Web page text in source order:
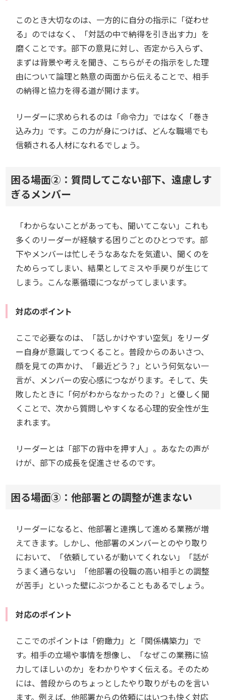
このとき大切なのは、一方的に自分の指示に「従わせ
る」のではなく、「対話の中で納得を引き出す力」を
磨くことです。部下の意見に対し、否定から入らず、
まずは背景や考えを聞き、こちらがその指示をした理
由について論理と熱意の両面から伝えることで、相手
の納得と協力を得る道が開けます。
リーダーに求められるのは「命令力」ではなく「巻き
込み力」です。この力が身につけば、どんな職場でも
信頼される人材になれるでしょう。
困る場面②：質問してこない部下、遠慮しす
ぎるメンバー
「わからないことがあっても、聞いてこない」これも
多くのリーダーが経験する困りごとのひとつです。部
下やメンバーは忙しそうなあなたを気遣い、聞くのを
ためらってしまい、結果としてミスや手戻りが生じて
しまう。こんな悪循環につながってしまいます。
対応のポイント
ここで必要なのは、「話しかけやすい空気」をリーダ
ー自身が意識してつくること。普段からのあいさつ、
顔を見ての声かけ、「最近どう？」という何気ない一
言が、メンバーの安心感につながります。そして、失
敗したときに「何がわからなかったの？」と優しく聞
くことで、次から質問しやすくなる心理的安全性が生
まれます。
リーダーとは「部下の背中を押す人」。あなたの声が
けが、部下の成長を促進させるのです。
困る場面③：他部署との調整が進まない
リーダーになると、他部署と連携して進める業務が増
えてきます。しかし、他部署のメンバーとのやり取り
において、「依頼しているが動いてくれない」「話が
うまく通らない」「他部署の役職の高い相手との調整
が苦手」といった壁にぶつかることもあるでしょう。
対応のポイント
ここでのポイントは「俯瞰力」と「関係構築力」で
す。相手の立場や事情を想像し、「なぜこの業務に協
力してほしいのか」をわかりやすく伝える。そのため
には、普段からのちょっとしたやり取りがものを言い
ます。例えば、他部署からの依頼にはいつも快く対応